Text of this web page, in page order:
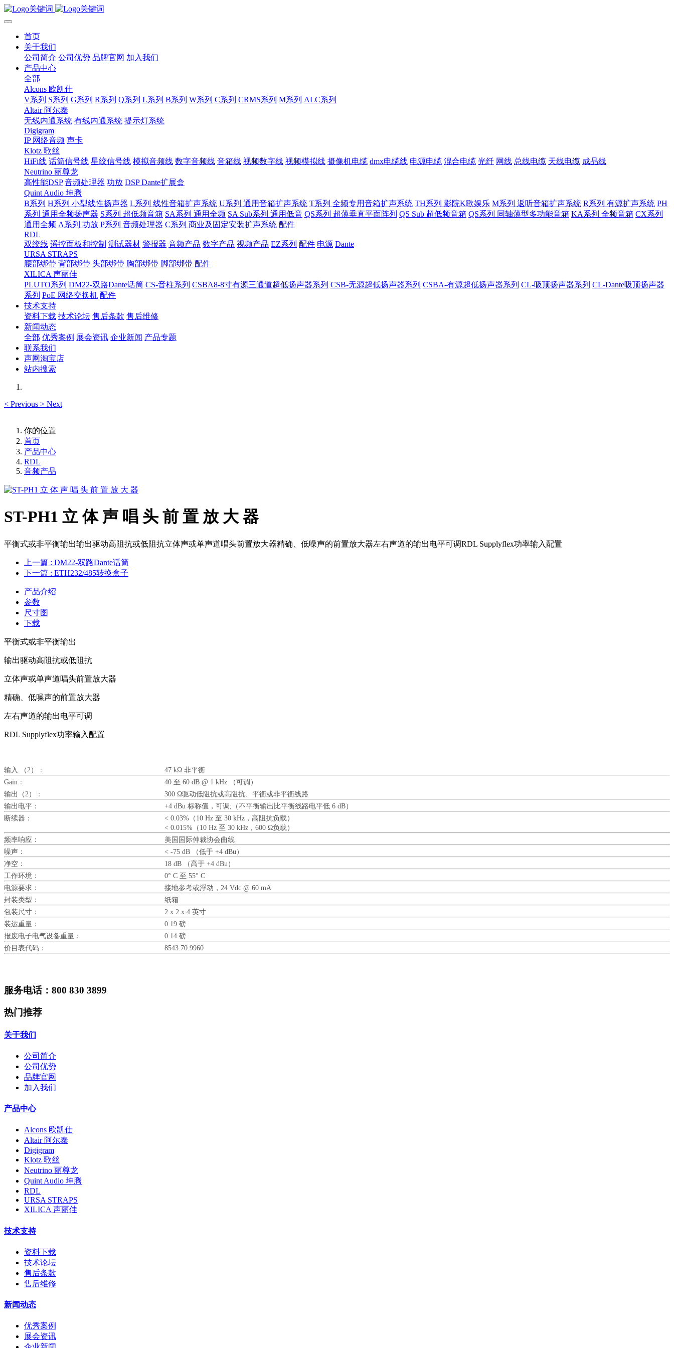
首页
关于我们
公司简介 公司优势 品牌官网 加入我们
产品中心
全部
Alcons 欧凯仕
V系列 S系列 G系列 R系列 Q系列 L系列 B系列 W系列 C系列 CRMS系列 M系列 ALC系列
Altair 阿尔泰
无线内通系统 有线内通系统 提示灯系统
Digigram
IP 网络音频 声卡
Klotz 歌丝
HiFi线 话筒信号线 星绞信号线 模拟音频线 数字音频线 音箱线 视频数字线 视频模拟线 摄像机电缆 dmx电缆线 电源电缆 混合电缆 光纤 网线 总线电缆 天线电缆 成品线
Neutrino 丽尊龙
高性能DSP 音频处理器 功放 DSP Dante扩展盒
Quint Audio 坤腾
B系列 H系列 小型线性扬声器 L系列 线性音箱扩声系统 U系列 通用音箱扩声系统 T系列 全频专用音箱扩声系统 TH系列 影院K歌娱乐 M系列 返听音箱扩声系统 R系列 有源扩声系统 PH
系列 通用全频扬声器 S系列 超低频音箱 SA系列 通用全频 SA Sub系列 通用低音 QS系列 超薄垂直平面阵列 QS Sub 超低频音箱 QS系列 同轴薄型多功能音箱 KA系列 全频音箱 CX系列
通用全频 A系列 功放 P系列 音频处理器 C系列 商业及固定安装扩声系统 配件
RDL
双绞线 遥控面板和控制 测试器材 警报器 音频产品 数字产品 视频产品 EZ系列 配件 电源 Dante
URSA STRAPS
腰部绑带 背部绑带 头部绑带 胸部绑带 脚部绑带 配件
XILICA 声丽佳
PLUTO系列 DM22-双路Dante话筒 CS-音柱系列 CSBA8-8寸有源三通道超低扬声器系列 CSB-无源超低扬声器系列 CSBA-有源超低扬声器系列 CL-吸顶扬声器系列 CL-Dante吸顶扬声器
系列 PoE 网络交换机 配件
技术支持
资料下载 技术论坛 售后条款 售后维修
新闻动态
全部 优秀案例 展会资讯 企业新闻 产品专题
联系我们
声网淘宝店
站内搜索
< Previous > Next
你的位置
首页
产品中心
RDL
音频产品
ST-PH1 立 体 声 唱 头 前 置 放 大 器
平衡式或非平衡输出输出驱动高阻抗或低阻抗立体声或单声道唱头前置放大器精确、低噪声的前置放大器左右声道的输出电平可调RDL Supplyflex功率输入配置
上一篇 : DM22-双路Dante话筒
下一篇 : ETH232/485转换盒子
产品介绍
参数
尺寸图
下载
平衡式或非平衡输出
输出驱动高阻抗或低阻抗
立体声或单声道唱头前置放大器
精确、低噪声的前置放大器
左右声道的输出电平可调
RDL Supplyflex功率输入配置
输入 （2）：
47 kΩ 非平衡
Gain：
40 至 60 dB @ 1 kHz （可调）
输出（2）：
300 Ω驱动低阻抗或高阻抗、平衡或非平衡线路
输出电平：
+4 dBu 标称值，可调;（不平衡输出比平衡线路电平低 6 dB）
断续器：
< 0.03%（10 Hz 至 30 kHz，高阻抗负载）
< 0.015%（10 Hz 至 30 kHz，600 Ω负载）
频率响应：
美国国际仲裁协会曲线
噪声：
< -75 dB （低于 +4 dBu）
净空：
18 dB （高于 +4 dBu）
工作环境：
0° C 至 55° C
电源要求：
接地参考或浮动，24 Vdc @ 60 mA
封装类型：
纸箱
包装尺寸：
2 x 2 x 4 英寸
装运重量：
0.19 磅
报废电子电气设备重量：
0.14 磅
价目表代码：
8543.70.9960
服务电话：800 830 3899
热门推荐
关于我们
公司简介
公司优势
品牌官网
加入我们
产品中心
Alcons 欧凯仕
Altair 阿尔泰
Digigram
Klotz 歌丝
Neutrino 丽尊龙
Quint Audio 坤腾
RDL
URSA STRAPS
XILICA 声丽佳
技术支持
资料下载
技术论坛
售后条款
售后维修
新闻动态
优秀案例
展会资讯